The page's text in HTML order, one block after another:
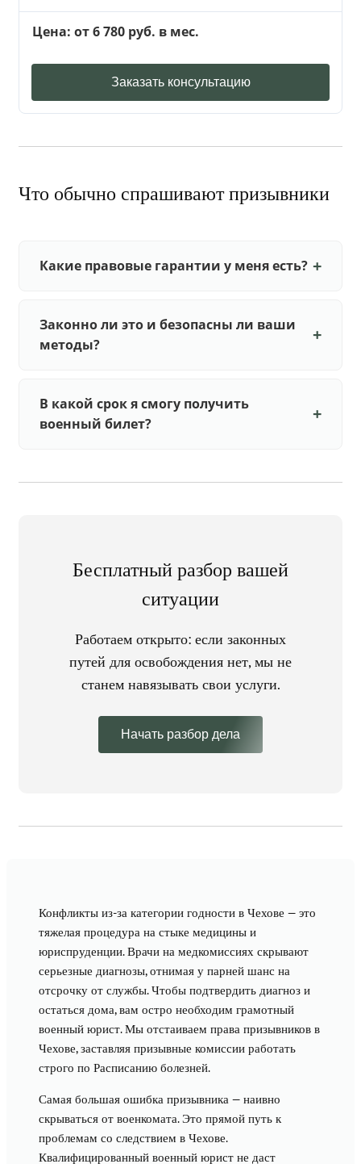
Цена: от 6 780 руб. в мес.
Заказать консультацию
Что обычно спрашивают призывники
Какие правовые гарантии у меня есть?
Законно ли это и безопасны ли ваши
методы?
В какой срок я смогу получить
военный билет?
Бесплатный разбор вашей
ситуации
Работаем открыто: если законных
путей для освобождения нет, мы не
станем навязывать свои услуги.
Начать разбор дела
Конфликты из-за категории годности в Чехове — это
тяжелая процедура на стыке медицины и
юриспруденции. Врачи на медкомиссиях скрывают
серьезные диагнозы, отнимая у парней шанс на
отсрочку от службы. Чтобы подтвердить диагноз и
остаться дома, вам остро необходим грамотный
военный юрист. Мы отстаиваем права призывников в
Чехове, заставляя призывные комиссии работать
строго по Расписанию болезней.
Самая большая ошибка призывника — наивно
скрываться от военкомата. Это прямой путь к
проблемам со следствием в Чехове.
Квалифицированный военный юрист не даст